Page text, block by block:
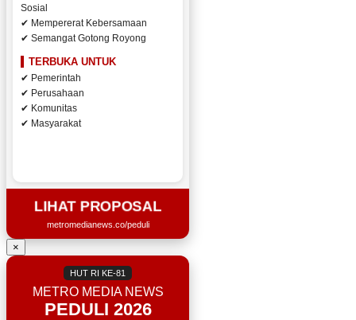
Sosial
✔ Mempererat Kebersamaan
✔ Semangat Gotong Royong
TERBUKA UNTUK
✔ Pemerintah
✔ Perusahaan
✔ Komunitas
✔ Masyarakat
LIHAT PROPOSAL
metromedianews.co/peduli
×
HUT RI KE-81
METRO MEDIA NEWS
PEDULI 2026